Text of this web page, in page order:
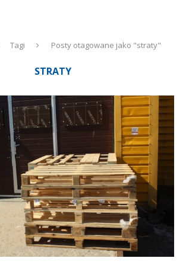
Tagi Posty otagowane jako "straty"
STRATY